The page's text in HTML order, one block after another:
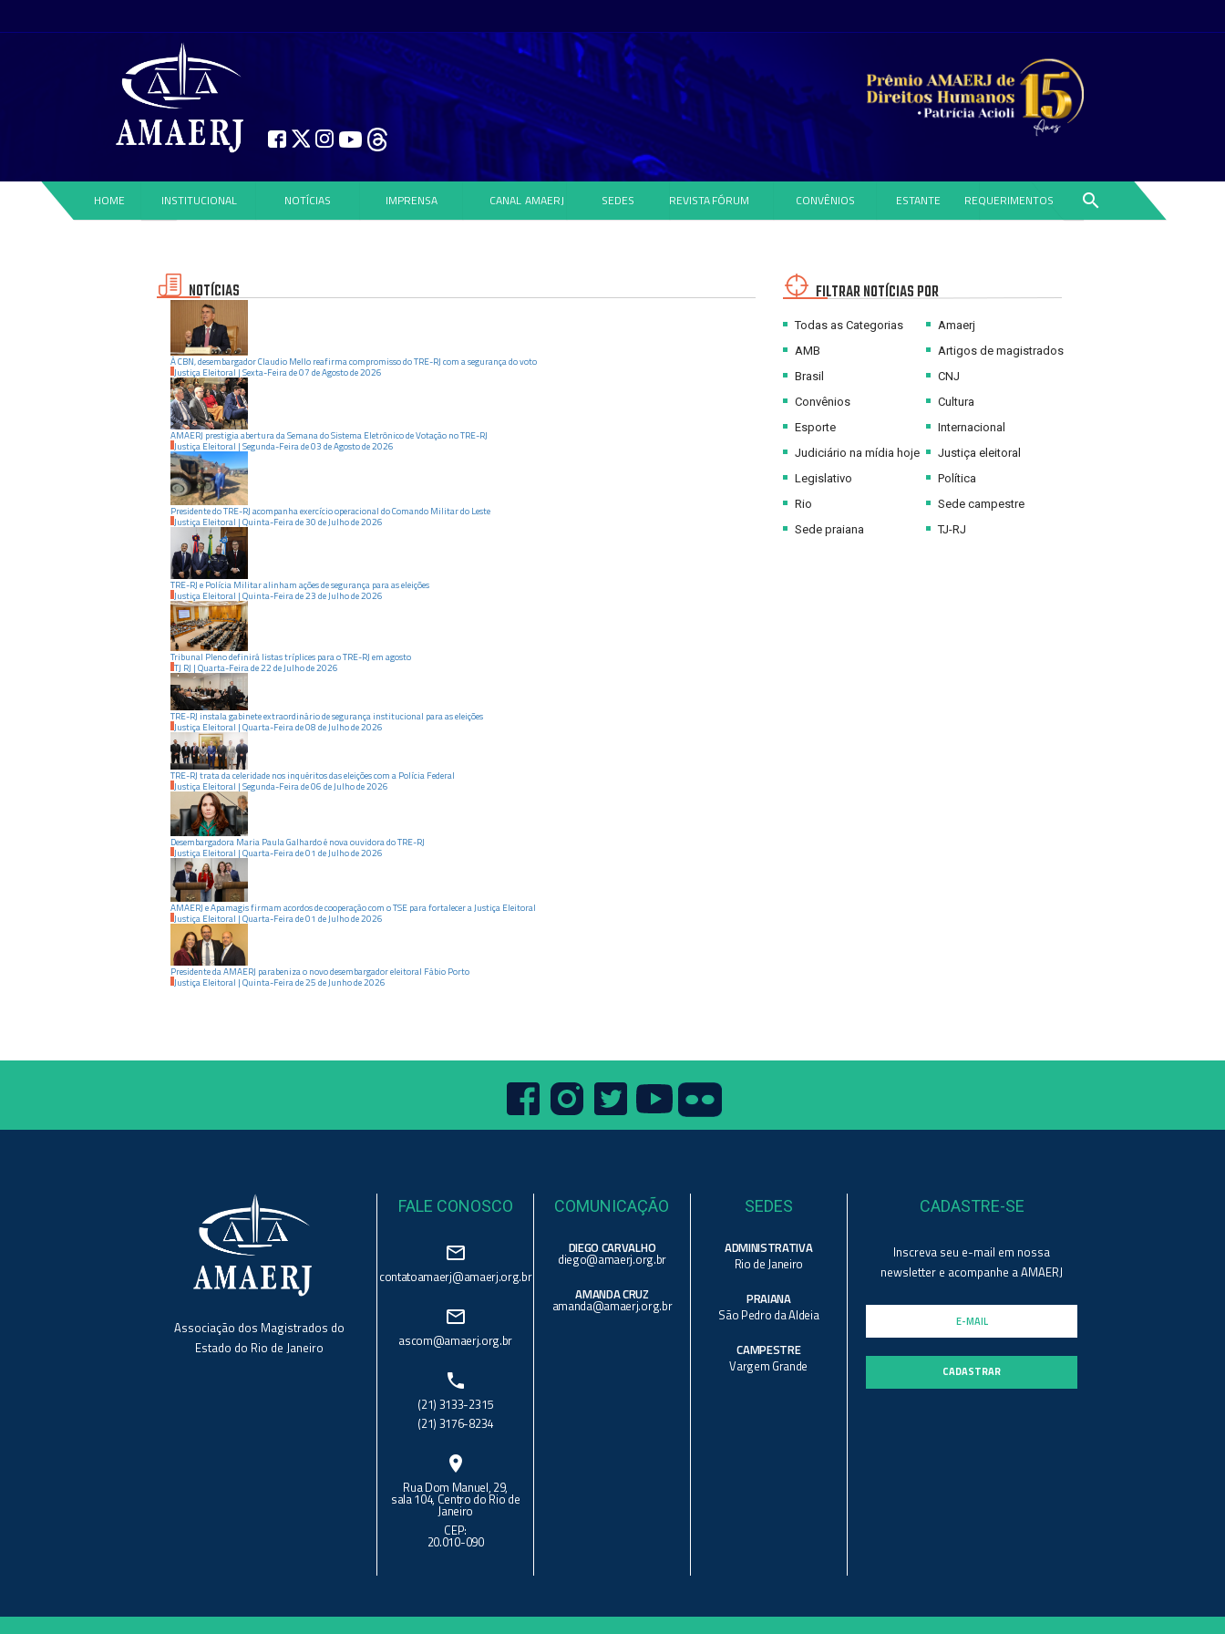
HOME INSTITUCIONAL NOTÍCIAS IMPRENSA CANAL AMAERJ SEDES REVISTAFÓRUM CONVÊNIOS ESTANTE REQUERIMENTOS search
NOTÍCIAS
À CBN, desembargador Claudio Mello reafirma compromisso do TRE-RJ com a segurança do voto
Justiça Eleitoral | Sexta-Feirade07 deAgostode2026
AMAERJ prestigia abertura da Semana do Sistema Eletrônico de Votação no TRE-RJ
Justiça Eleitoral | Segunda-Feirade03 deAgostode2026
Presidente do TRE-RJ acompanha exercício operacional do Comando Militar do Leste
Justiça Eleitoral | Quinta-Feirade30 deJulhode2026
TRE-RJ e Polícia Militar alinham ações de segurança para as eleições
Justiça Eleitoral | Quinta-Feirade23 de Julhode2026
Tribunal Pleno definirá listas tríplices para o TRE-RJ em agosto
TJ RJ | Quarta-Feirade22 deJulhode2026
TRE-RJ instala gabinete extraordinário de segurança institucional para as eleições
Justiça Eleitoral | Quarta-Feirade08 deJulhode2026
TRE-RJ trata da celeridade nos inquéritos das eleições com a Polícia Federal
Justiça Eleitoral | Segunda-Feirade06 deJulhode2026
Desembargadora Maria Paula Galhardo é nova ouvidora do TRE-RJ
Justiça Eleitoral | Quarta-Feirade01 de Julhode2026
AMAERJ e Apamagis firmam acordos de cooperação com o TSE para fortalecer a Justiça Eleitoral
Justiça Eleitoral | Quarta-Feirade01 de Julhode2026
Presidente da AMAERJ parabeniza o novo desembargador eleitoral Fábio Porto
Justiça Eleitoral | Quinta-Feirade25 de Junhode2026
FILTRAR NOTÍCIAS POR
Todas as Categorias
AMB
Brasil
Convênios
Esporte
Judiciário na mídia hoje
Legislativo
Rio
Sede praiana
Amaerj
Artigos de magistrados
CNJ
Cultura
Internacional
Justiça eleitoral
Política
Sede campestre
TJ-RJ
Associação dos Magistrados do
Estado do Rio de Janeiro
FALE CONOSCO
mail_outline
contatoamaerj@amaerj.org.br
mail_outline
ascom@amaerj.org.br
phone
(21) 3133-2315
(21) 3176-8234
location_on
Rua Dom Manuel, 29,
sala 104, Centro do Rio de
Janeiro
CEP:
20.010-090
COMUNICAÇÃO
DIEGO CARVALHO
diego@amaerj.org.br
AMANDA CRUZ
amanda@amaerj.org.br
SEDES
ADMINISTRATIVA
Rio de Janeiro
PRAIANA
São Pedro da Aldeia
CAMPESTRE
Vargem Grande
CADASTRE-SE
Inscreva seu e-mail em nossa
newsletter e acompanhe a AMAERJ